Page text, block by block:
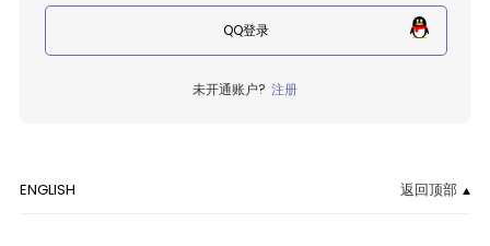
QQ登录
未开通账户? 注册
ENGLISH 返回顶部